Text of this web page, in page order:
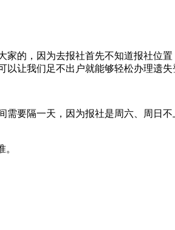
的，因为去报社首先不知道报社位
让我们足不出户就能够轻松办理遗失
要隔一天，因为报社是周六、周日